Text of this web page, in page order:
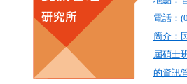
電話：
簡介：
屆碩士
的資訊